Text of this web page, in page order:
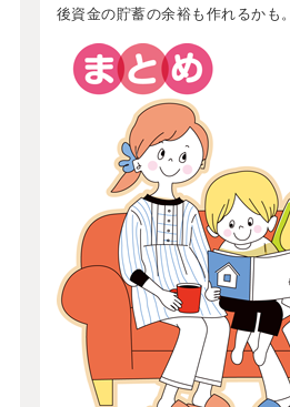
後資金の貯蓄の余裕も作れるかも。